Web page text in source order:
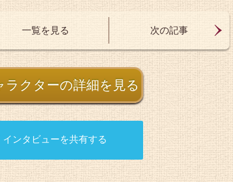
一覧を見る 次の記事
ラクターの詳細を見る
インタビューを共有する